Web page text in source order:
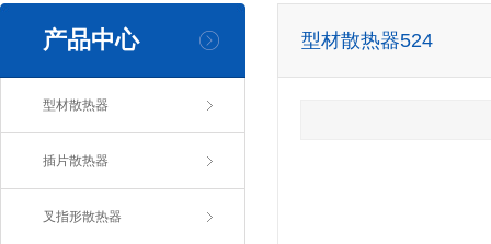
产品中心
型材散热器
插片散热器
叉指形散热器
型材散热器524